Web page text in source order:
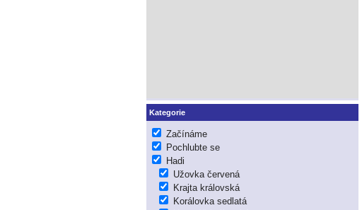
Kategorie
Začínáme
Pochlubte se
Hadi
Užovka červená
Krajta královská
Korálovka sedlatá